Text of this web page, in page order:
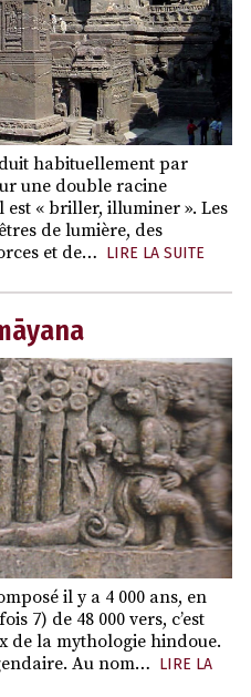
habituellement par
une double racine
est « briller, illuminer ». Les
de lumière, des
et de… LIRE LA SUITE
il y a 4 000 ans, en
7) de 48 000 vers, c’est
de la mythologie hindoue.
Au nom… LIRE LA